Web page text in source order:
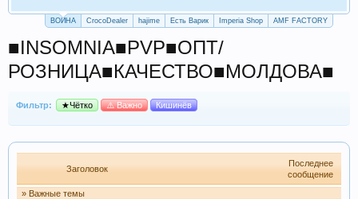
ВОЙНА CrocoDealer hajime Есть Варик Imperia Shop AMF FACTORY
■INSOMNIA■PVP■ОПТ/
РОЗНИЦА■КАЧЕСТВО■МОЛДОВА■
Фильтр: ★Чётко ⚠️ Важно Кишинёв
Заголовок
Последнее
сообщение
» Важные темы